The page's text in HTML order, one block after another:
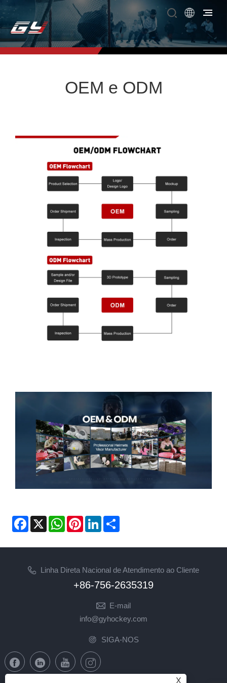
OEM e ODM
Facebook
X WhatsAppPinterestLinkedIn
Linha Direta Nacional de Atendimento ao Cliente
+86-756-2635319
E-mail
info@gyhockey.com
SIGA-NOS
X